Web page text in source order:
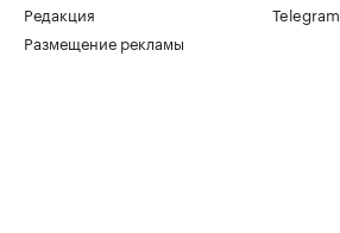
Редакция
Размещение рекламы
Telegram